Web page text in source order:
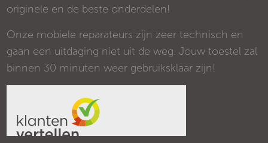
originele en de beste onderdelen!
Onze mobiele reparateurs zijn zeer technisch en
gaan een uitdaging niet uit de weg. Jouw toestel zal
binnen 30 minuten weer gebruiksklaar zijn!